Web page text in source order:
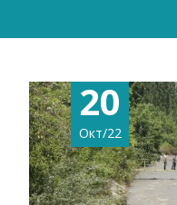
20
Окт/22